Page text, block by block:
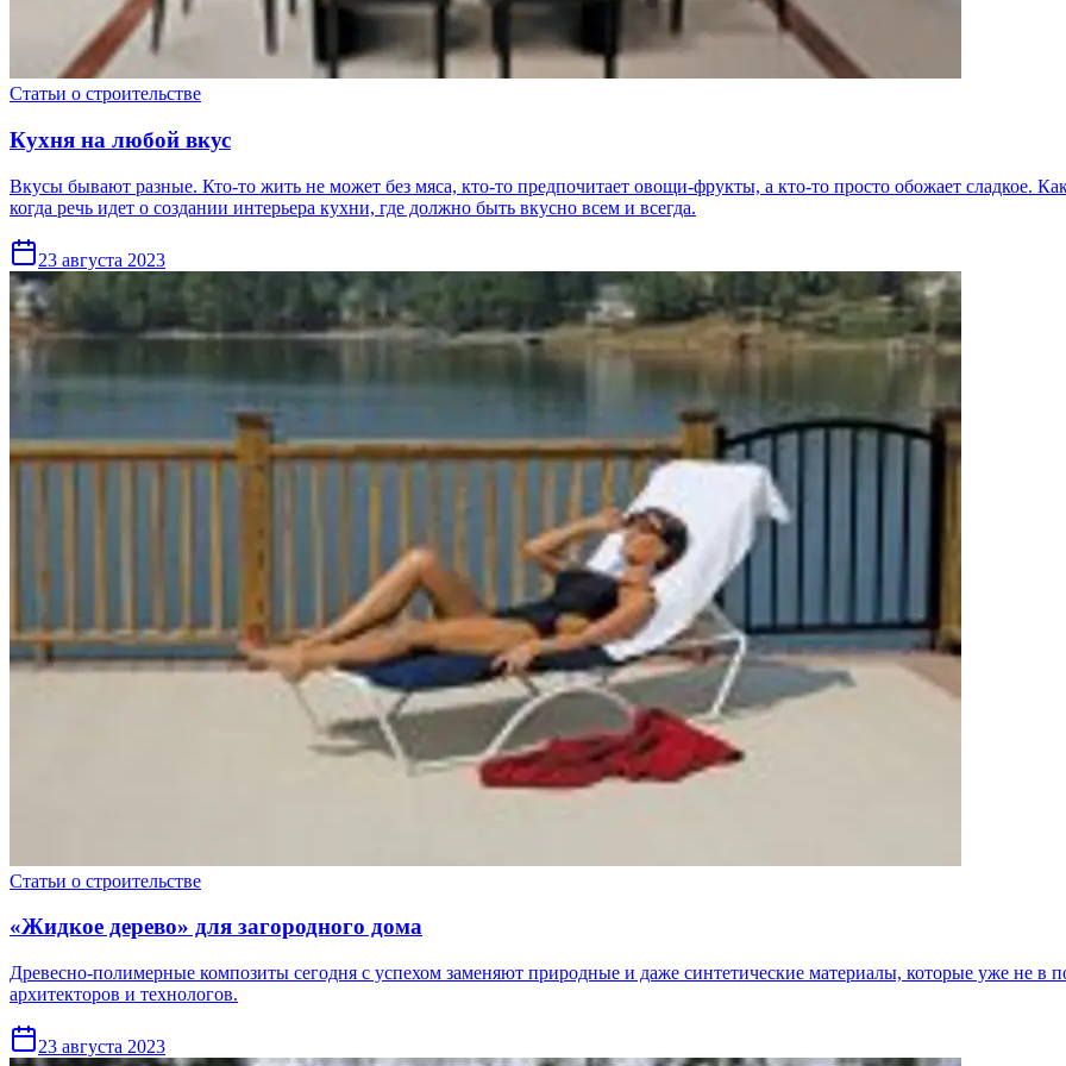
Статьи о строительстве
Кухня на любой вкус
Вкусы бывают разные. Кто-то жить не может без мяса, кто-то предпочитает овощи-фрукты, а кто-то просто обожает сладкое.
когда речь идет о создании интерьера кухни, где должно быть вкусно всем и всегда.
23 августа 2023
Статьи о строительстве
«Жидкое дерево» для загородного дома
Древесно-полимерные композиты сегодня с успехом заменяют природные и даже синтетические материалы, которые уже не в
архитекторов и технологов.
23 августа 2023